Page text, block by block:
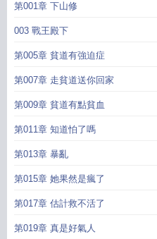
第001章 下山修
003 戰王殿下
第005章 貧道有強迫症
第007章 走貧道送你回家
第009章 貧道有點貧血
第011章 知道怕了嗎
第013章 暴亂
第015章 她果然是瘋了
第017章 估計救不活了
第019章 真是好氣人